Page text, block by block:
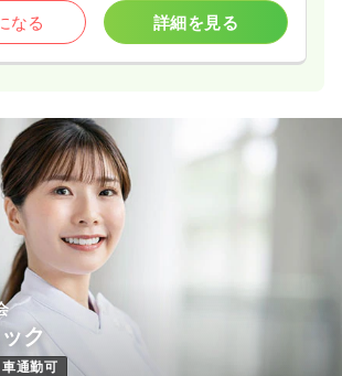
なる 詳細を見る
ク
車通勤可